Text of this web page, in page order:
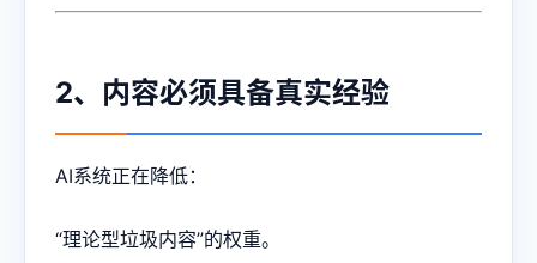
2、内容必须具备真实经验
AI系统正在降低：
“理论型垃圾内容”的权重。